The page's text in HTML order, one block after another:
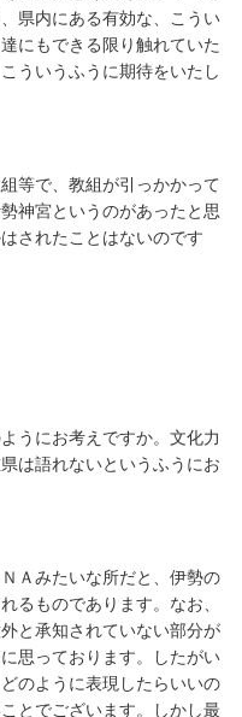
県内にある有効な、こうい
にもできる限り触れていた
ういうふうに期待をいたし
等で、教組が引っかかって
神宮というのがあったと思
されたことはないのです
うにお考えですか。文化力
は語れないというふうにお
Ａみたいな所だと、伊勢の
るものであります。なお、
と承知されていない部分が
思っております。したがい
のように表現したらいいの
とでございます。しかし最